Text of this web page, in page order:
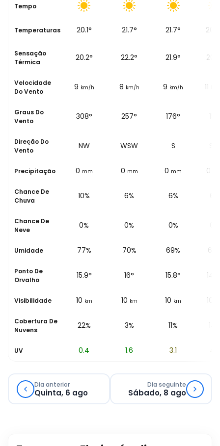
Tempo
Temperaturas
19.6° 20.1° 21.7° 21.7° 20.8
Sensação
Térmica
19.5° 20.2° 22.2° 21.9° 20.3
Velocidade
Do Vento
10 km/h 9 km/h 8 km/h 9 km/h 11
Graus Do
Vento301° 308° 257° 176°
Direção Do
VentoWNW NW WSW S
Precipitação
0 mm 0 mm 0 mm 0 mm 0
Chance De
Chuva9% 10% 6% 6%
Chance De
Neve 0% 0% 0% 0%
Umidade
77% 77% 70% 69%
Ponto De
Orvalho
15.5 15.9° 16° 15.8° 14.9
Visibilidade
10 km 10 km 10 km 10 km 10
Cobertura De
Nuvens12% 22% 3% 11%
UV 0.4 1.6 3.1
Dia anterior
Quinta, 6 ago
Dia seguinte
Sábado, 8 ago